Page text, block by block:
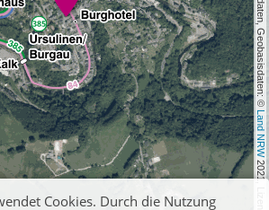
, Kartendaten, Geobasisdaten: ©
Land NRW
2021, Lizenz
Cookies. Durch die Nutzung